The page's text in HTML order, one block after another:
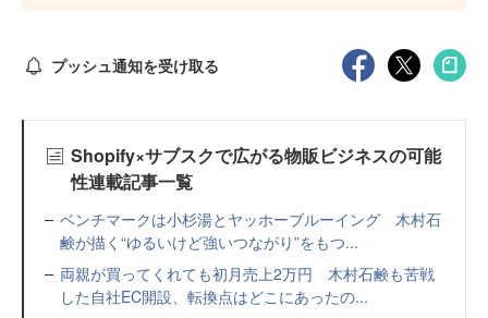
プッシュ通知を受け取る
Shopify×サブスクで広がる物販ビジネスの可能
性連載記事一覧
ベンチマークは小杉湯とヤッホーブルーイング 木村石
鹸が描く“ゆるいけど強いつながり”をもつ...
両親が買ってくれても初月売上2万円 木村石鹸も苦戦
した自社EC開設、転換点はどこにあったの...